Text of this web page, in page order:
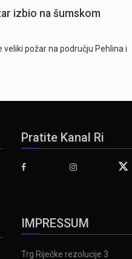
izbio na šumskom
požar na području Pehlina i
Pratite Kanal Ri
IMPRESSUM
Trg Riječke rezolucije 3